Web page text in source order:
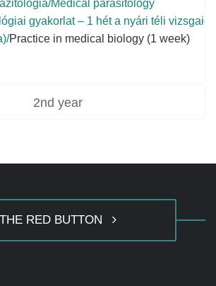
Medical parasitology
gyakorlat – 1 hét a nyári téli
Practice in medical biology (1 week)
2nd year
THE RED BUTTON